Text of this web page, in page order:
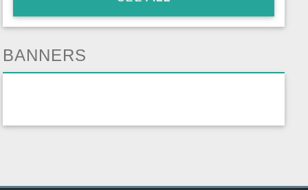
BANNERS